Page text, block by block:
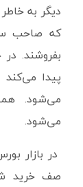
دیگر به
که صاحب
بفروشند.
پیدا
می‌شود.
می‌شود.
در بازار
صف خرید